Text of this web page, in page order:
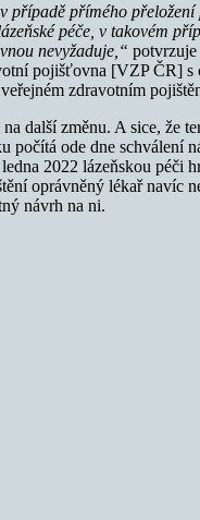
v případě přímého
péče, v takovém
nevyžaduje,“ potvrzuje
pojišťovna [VZP ČR] s
zdravotním
další změnu. A sice, že
počítá ode dne schválení
2022 lázeňskou péči
oprávněný lékař navíc
návrh na ni.